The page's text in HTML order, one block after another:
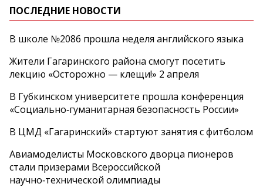
ПОСЛЕДНИЕ НОВОСТИ
В школе №2086 прошла неделя английского языка
Жители Гагаринского района смогут посетить
лекцию «Осторожно — клещи!» 2 апреля
В Губкинском университете прошла конференция
«Социально‑гуманитарная безопасность России»
В ЦМД «Гагаринский» стартуют занятия с фитболом
Авиамоделисты Московского дворца пионеров
стали призерами Всероссийской
научно‑технической олимпиады